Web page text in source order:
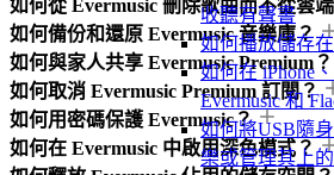
收聽有聲書
如何播放儲存
如何在 iPhone
Evermusic 和
如何將USB隨
樂或管理其上
如何從 Evermusic 刪除歌曲而不從雲
如何備份和還原 Evermusic 音樂庫？
如何與家人共享 Evermusic Premium？
如何取消 Evermusic Premium 訂閱？
如何用密碼保護 Evermusic？
如何在 Evermusic 中啟用深色模式？